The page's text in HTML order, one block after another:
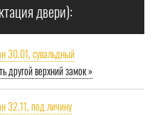
двери):
30.01, сувальдный
другой верхний замок »
32.11, под личину